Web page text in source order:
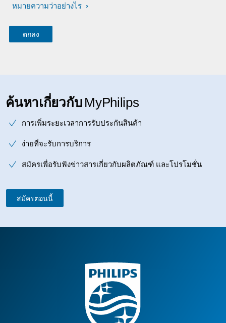
หมายความว่าอย่างไร
ค้นหาเกี่ยวกับ MyPhilips
การเพิ่มระยะเวลาการรับประกันสินค้า
ง่ายที่จะรับการบริการ
สมัครเพื่อรับฟังข่าวสารเกี่ยวกับผลิตภัณฑ์ และโปรโมชั่น
สมัครตอนนี้